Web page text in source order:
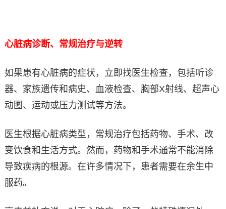
心脏病诊断、常规治疗与逆转
如果患有心脏病的症状，立即找医生检查，包括听诊
器、家族遗传和病史、血液检查、胸部X射线、超声心
动图、运动或压力测试等方法。
医生根据心脏病类型，常规治疗包括药物、手术、改
变饮食和生活方式。然而，药物和手术通常不能消除
导致疾病的根源。在许多情况下，患者需要在余生中
服药。